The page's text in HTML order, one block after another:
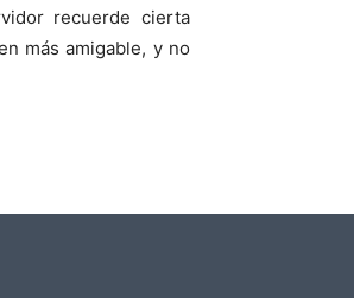
recuerde cierta
más amigable, y no